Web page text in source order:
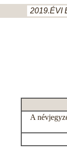
2019.ÉVI
A